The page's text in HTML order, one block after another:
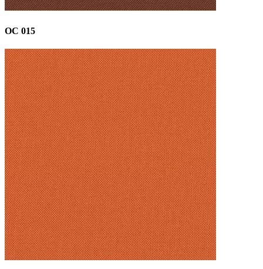
OC 015